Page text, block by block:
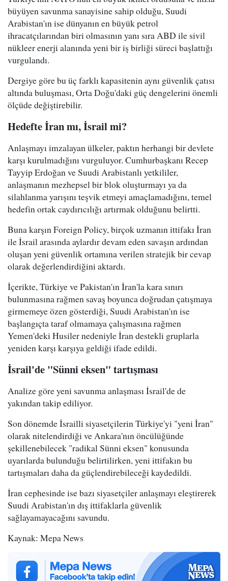
büyüyen savunma sanayisine sahip olduğu, Suudi
Arabistan'ın ise dünyanın en büyük petrol
ihracatçılarından biri olmasının yanı sıra ABD ile sivil
nükleer enerji alanında yeni bir iş birliği süreci başlattığı
vurgulandı.
Dergiye göre bu üç farklı kapasitenin aynı güvenlik çatısı
altında buluşması, Orta Doğu'daki güç dengelerini önemli
ölçüde değiştirebilir.
Hedefte İran mı, İsrail mi?
Anlaşmayı imzalayan ülkeler, paktın herhangi bir devlete
karşı kurulmadığını vurguluyor. Cumhurbaşkanı Recep
Tayyip Erdoğan ve Suudi Arabistanlı yetkililer,
anlaşmanın mezhepsel bir blok oluşturmayı ya da
silahlanma yarışını teşvik etmeyi amaçlamadığını, temel
hedefin ortak caydırıcılığı artırmak olduğunu belirtti.
Buna karşın Foreign Policy, birçok uzmanın ittifakı İran
ile İsrail arasında aylardır devam eden savaşın ardından
oluşan yeni güvenlik ortamına verilen stratejik bir cevap
olarak değerlendirdiğini aktardı.
İçerikte, Türkiye ve Pakistan'ın İran'la kara sınırı
bulunmasına rağmen savaş boyunca doğrudan çatışmaya
girmemeye özen gösterdiği, Suudi Arabistan'ın ise
başlangıçta taraf olmamaya çalışmasına rağmen
Yemen'deki Husiler nedeniyle İran destekli gruplarla
yeniden karşı karşıya geldiği ifade edildi.
İsrail'de "Sünni eksen" tartışması
Analize göre yeni savunma anlaşması İsrail'de de
yakından takip ediliyor.
Son dönemde İsrailli siyasetçilerin Türkiye'yi "yeni İran"
olarak nitelendirdiği ve Ankara'nın öncülüğünde
şekillenebilecek "radikal Sünni eksen" konusunda
uyarılarda bulunduğu belirtilirken, yeni ittifakın bu
tartışmaları daha da güçlendirebileceği kaydedildi.
İran cephesinde ise bazı siyasetçiler anlaşmayı eleştirerek
Suudi Arabistan'ın dış ittifaklarla güvenlik
sağlayamayacağını savundu.
Kaynak: Mepa News